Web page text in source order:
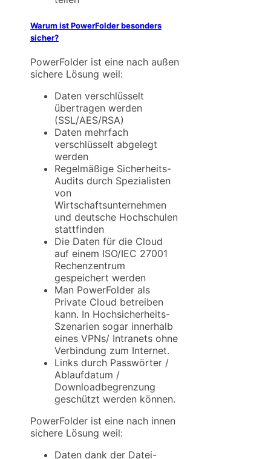
Warum ist PowerFolder besonders
sicher?
PowerFolder ist eine nach außen
sichere Lösung weil:
Daten verschlüsselt
übertragen werden
(SSL/AES/RSA)
Daten mehrfach
verschlüsselt abgelegt
werden
Regelmäßige Sicherheits-
Audits durch Spezialisten
von
Wirtschaftsunternehmen
und deutsche Hochschulen
stattfinden
Die Daten für die Cloud
auf einem ISO/IEC 27001
Rechenzentrum
gespeichert werden
Man PowerFolder als
Private Cloud betreiben
kann. In Hochsicherheits-
Szenarien sogar innerhalb
eines VPNs/ Intranets ohne
Verbindung zum Internet.
Links durch Passwörter /
Ablaufdatum /
Downloadbegrenzung
geschützt werden können.
PowerFolder ist eine nach innen
sichere Lösung weil:
Daten dank der Datei-